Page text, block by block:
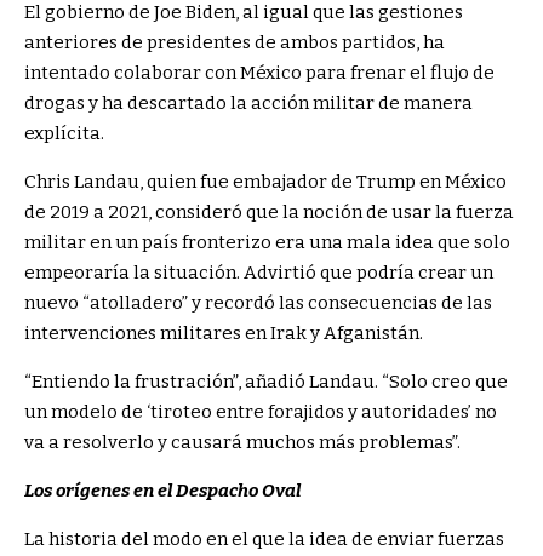
El gobierno de Joe Biden, al igual que las gestiones
anteriores de presidentes de ambos partidos, ha
intentado colaborar con México para frenar el flujo de
drogas y ha descartado la acción militar de manera
explícita.
Chris Landau, quien fue embajador de Trump en México
de 2019 a 2021, consideró que la noción de usar la fuerza
militar en un país fronterizo era una mala idea que solo
empeoraría la situación. Advirtió que podría crear un
nuevo “atolladero” y recordó las consecuencias de las
intervenciones militares en Irak y Afganistán.
“Entiendo la frustración”, añadió Landau. “Solo creo que
un modelo de ‘tiroteo entre forajidos y autoridades’ no
va a resolverlo y causará muchos más problemas”.
Los orígenes en el Despacho Oval
La historia del modo en el que la idea de enviar fuerzas